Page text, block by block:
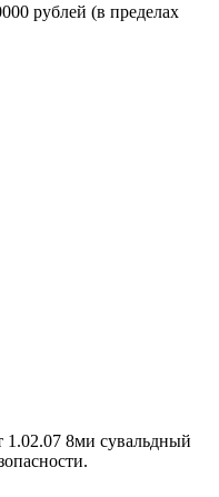
рублей (в пределах
1.02.07 8ми сувальдный